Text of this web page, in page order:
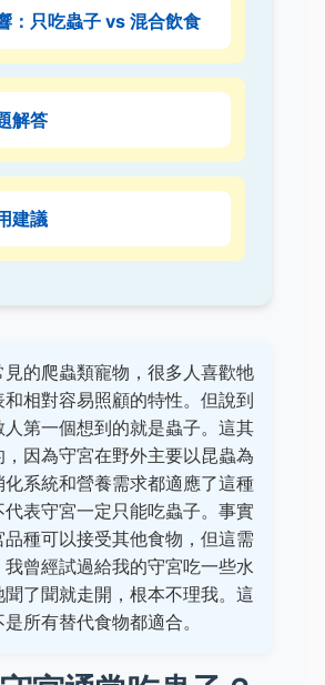
：只吃蟲子 vs 混合飲食
解答
建議
的爬蟲類寵物，很多人喜歡牠
相對容易照顧的特性。但說到
第一個想到的就是蟲子。這其
因為守宮在野外主要以昆蟲為
系統和營養需求都適應了這種
表守宮一定只能吃蟲子。事實
種可以接受其他食物，但這需
曾經試過給我的守宮吃一些水
了聞就走開，根本不理我。這
所有替代食物都適合。